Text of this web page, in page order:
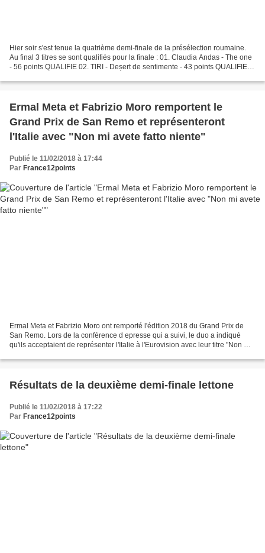
Hier soir s'est tenue la quatrième demi-finale de la présélection roumaine.
Au final 3 titres se sont qualifiés pour la finale : 01. Claudia Andas - The one
- 56 points QUALIFIE 02. TIRI - Deșert de sentimente - 43 points QUALIFIE
Ermal Meta et Fabrizio Moro remportent le
Grand Prix de San Remo et représenteront
l'Italie avec "Non mi avete fatto niente"
Publié le 11/02/2018 à 17:44
Par France12points
Ermal Meta et Fabrizio Moro ont remporté l'édition 2018 du Grand Prix de
San Remo. Lors de la conférence d epresse qui a suivi, le duo a indiqué
qu'ils acceptaient de représenter l'Italie à l'Eurovision avec leur titre "Non mi
Résultats de la deuxième demi-finale lettone
Publié le 11/02/2018 à 17:22
Par France12points